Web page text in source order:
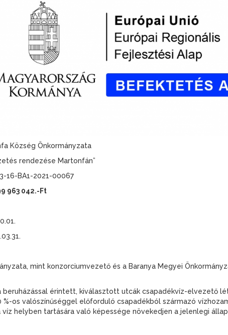
Község Önkormányzata
rendezése Martonfán”
16-BA1-2021-00067
963 042.-Ft
mint konzorciumvezető és a Baranya Megyei
beruházással érintett, kiválasztott utcák csapadékvíz-elvezető
%-os valószínűséggel előforduló csapadékból származó
helyben tartására való képessége növekedjen a jelenlegi